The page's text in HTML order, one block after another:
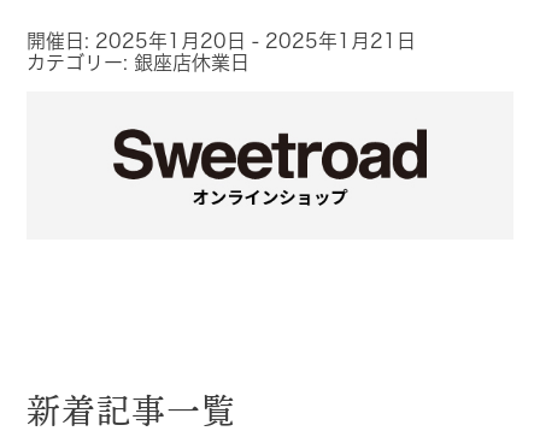
開催日: 2025年1月20日 - 2025年1月21日
カテゴリー: 銀座店休業日
新着記事一覧